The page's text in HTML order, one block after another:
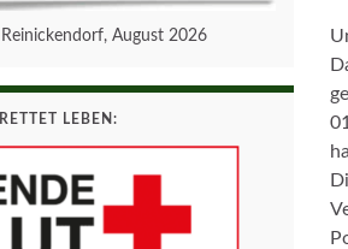
August 2026
LEBEN: